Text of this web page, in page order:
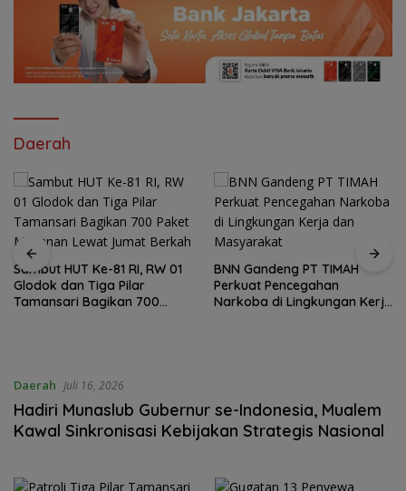
Daerah
Sambut HUT Ke-81 RI, RW 01
Glodok dan Tiga Pilar
Tamansari Bagikan 700
BNN Gandeng PT TIMAH
Perkuat Pencegahan
Narkoba di Lingkungan Kerja
Daerah Juli 16, 2026
Hadiri Munaslub Gubernur se-Indonesia, Mualem
Kawal Sinkronisasi Kebijakan Strategis Nasional